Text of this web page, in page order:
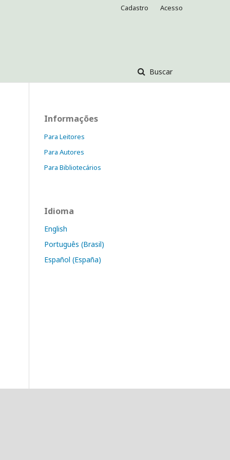
Buscar
Cadastro Acesso
Informações
Para Leitores
Para Autores
Para Bibliotecários
Idioma
English
Português (Brasil)
Español (España)